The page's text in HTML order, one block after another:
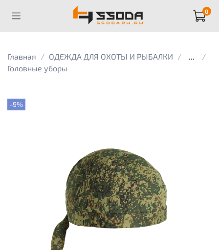
0
Главная ОДЕЖДА ДЛЯ ОХОТЫ И РЫБАЛКИ
...
Головные уборы
-9%